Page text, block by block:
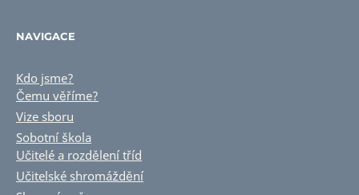
NAVIGACE
Kdo jsme?
Čemu věříme?
Vize sboru
Sobotní škola
Učitelé a rozdělení tříd
Učitelské shromáždění